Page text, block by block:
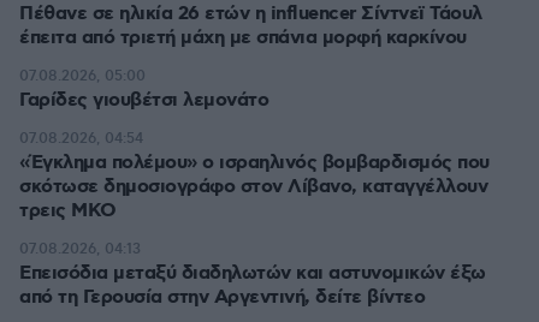
Πέθανε σε ηλικία 26 ετών η influencer Σίντνεϊ Τάουλ
έπειτα από τριετή μάχη με σπάνια μορφή καρκίνου
Γαρίδες γιουβέτσι λεμονάτο
07.08.2026, 05:00
«Έγκλημα πολέμου» ο ισραηλινός βομβαρδισμός που
σκότωσε δημοσιογράφο στον Λίβανο, καταγγέλλουν
τρεις ΜΚΟ
07.08.2026, 04:54
Επεισόδια μεταξύ διαδηλωτών και αστυνομικών έξω
από τη Γερουσία στην Αργεντινή, δείτε βίντεο
07.08.2026, 04:13